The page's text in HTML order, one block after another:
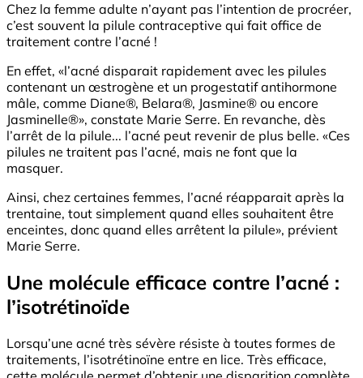
Chez la femme adulte n’ayant pas l’intention de procréer,
c’est souvent la pilule contraceptive qui fait office de
traitement contre l’acné !
En effet, «l’acné disparait rapidement avec les pilules
contenant un œstrogène et un progestatif antihormone
mâle, comme Diane®, Belara®, Jasmine® ou encore
Jasminelle®», constate Marie Serre. En revanche, dès
l’arrêt de la pilule... l’acné peut revenir de plus belle. «Ces
pilules ne traitent pas l’acné, mais ne font que la
masquer.
Ainsi, chez certaines femmes, l’acné réapparait après la
trentaine, tout simplement quand elles souhaitent être
enceintes, donc quand elles arrêtent la pilule», prévient
Marie Serre.
Une molécule efficace contre l’acné :
l’isotrétinoïde
Lorsqu’une acné très sévère résiste à toutes formes de
traitements, l’isotrétinoïne entre en lice. Très efficace,